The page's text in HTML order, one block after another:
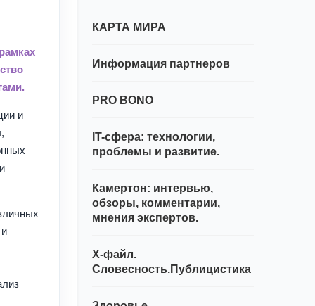
и
КАРТА МИРА
Информация партнеров
PRO BONO
IT-сфера: технологии,
проблемы и развитие.
Камертон: интервью,
обзоры, комментарии,
мнения экспертов.
Х-файл.
Словесность.Публицистика